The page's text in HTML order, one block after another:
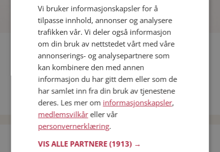
Fler single
Date menn i Norge
Date kvinner i Norge
Bli medlem gratis!
Vi bruker informasjonskapsler for å
tilpasse innhold, annonser og analysere
trafikken vår. Vi deler også informasjon
om din bruk av nettstedet vårt med våre
annonserings- og analysepartnere som
kan kombinere den med annen
informasjon du har gitt dem eller som de
har samlet inn fra din bruk av tjenestene
deres. Les mer om informasjonskapsler,
medlemsvilkåreller vår
personvernerklæring.
VIS ALLE PARTNERE(1913) →